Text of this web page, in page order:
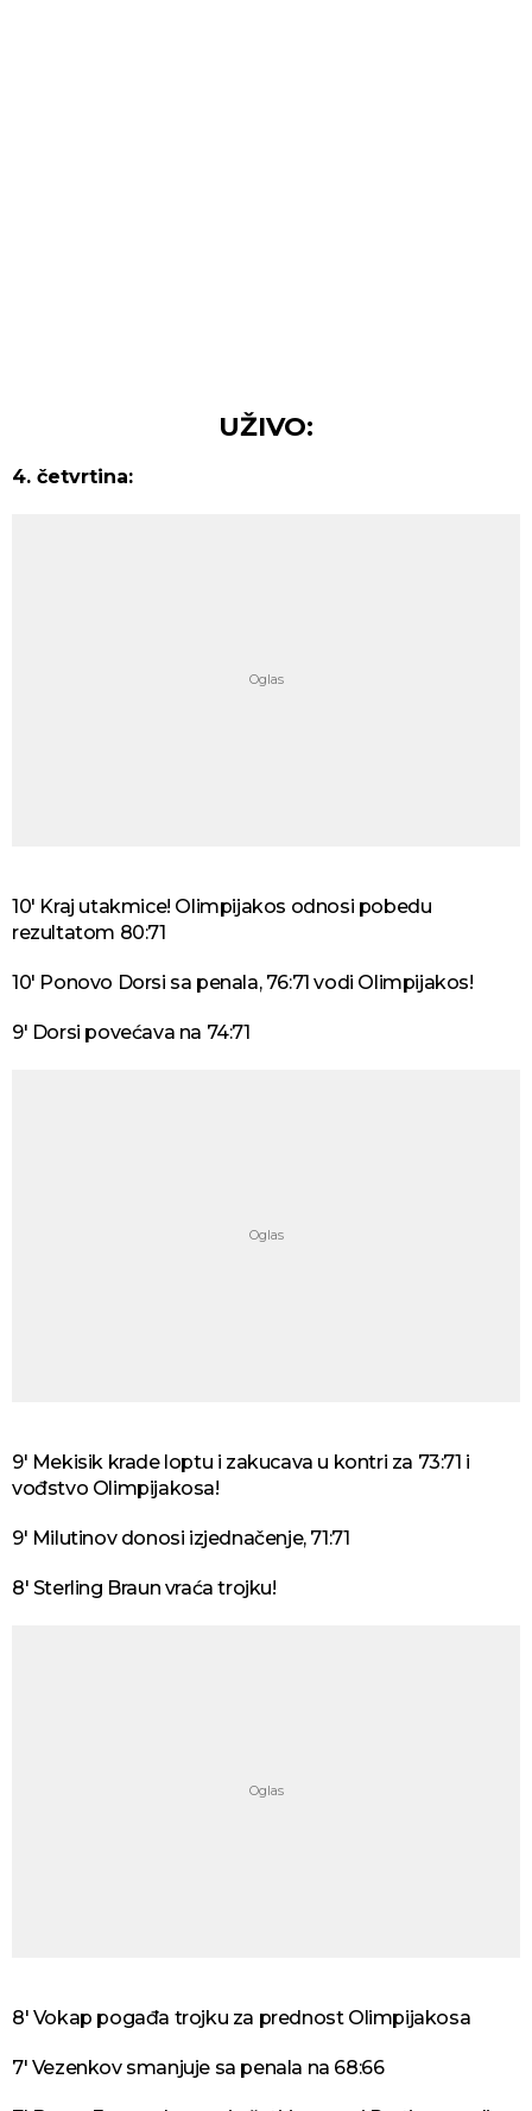
UŽIVO:
4. četvrtina:
10' Kraj utakmice! Olimpijakos odnosi pobedu
rezultatom 80:71
10' Ponovo Dorsi sa penala, 76:71 vodi Olimpijakos!
9' Dorsi povećava na 74:71
9' Mekisik krade loptu i zakucava u kontri za 73:71 i
vođstvo Olimpijakosa!
9' Milutinov donosi izjednačenje, 71:71
8' Sterling Braun vraća trojku!
8' Vokap pogađa trojku za prednost Olimpijakosa
7' Vezenkov smanjuje sa penala na 68:66